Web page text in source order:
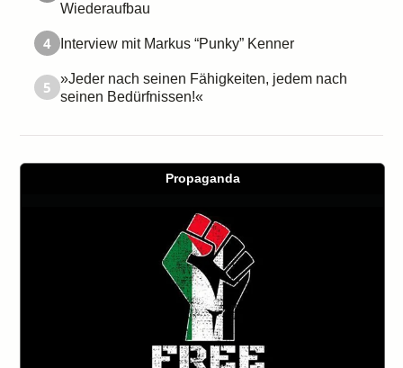
Wiederaufbau
4 Interview mit Markus “Punky” Kenner
5
»Jeder nach seinen Fähigkeiten, jedem nach
seinen Bedürfnissen!«
Propaganda